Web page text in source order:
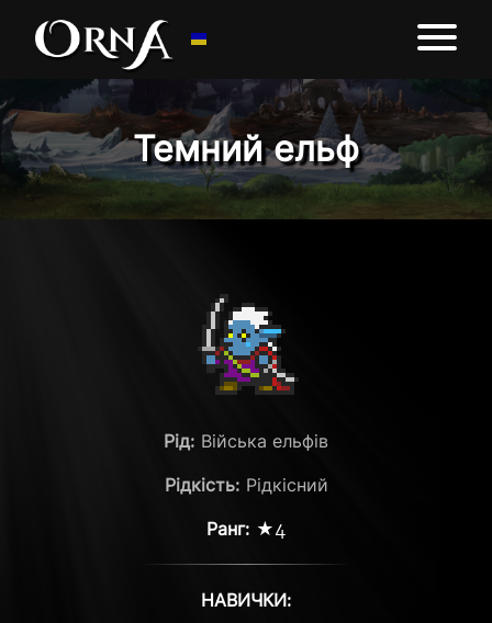
Темний ельф
Рід: Війська ельфів
Рідкість: Рідкісний
Ранг: ★4
НАВИЧКИ: